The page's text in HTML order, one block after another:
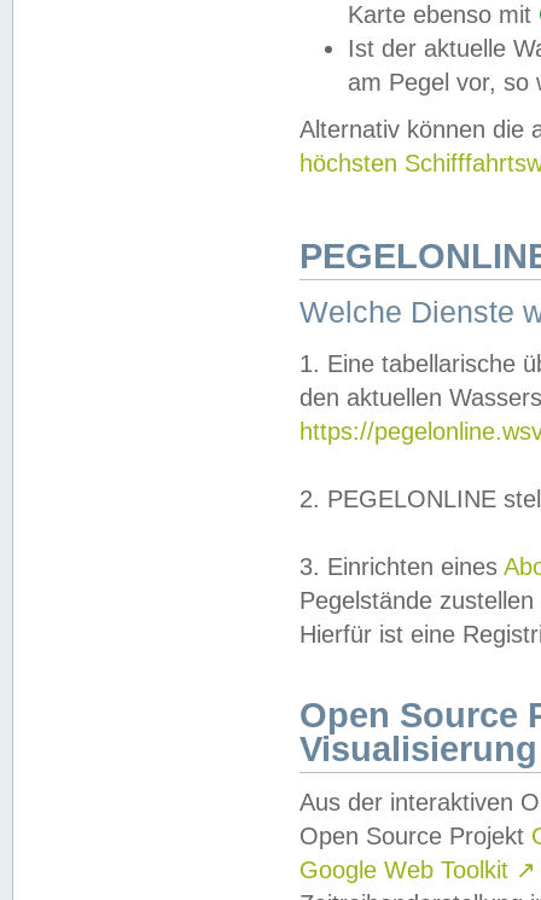
Karte ebenso mit
Ist der aktuelle
am Pegel vor,
Alternativ können die
höchsten
Welche Dienste
1. Eine tabellarische
den aktuellen
https://
2. PEGELONLINE
3. Einrichten eines
Pegelstände
Hierfür ist eine
Open Source
Visualisierung
Aus der interaktiven
Open Source Projekt
Google Web Toolkit ↗